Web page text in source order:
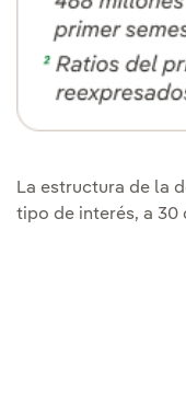
La estructura de la
tipo de interés, a 30